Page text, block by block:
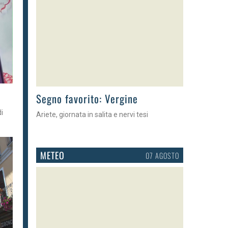
>
Segno favorito: Vergine
Ariete, giornata in salita e nervi tesi
METEO 07 AGOSTO